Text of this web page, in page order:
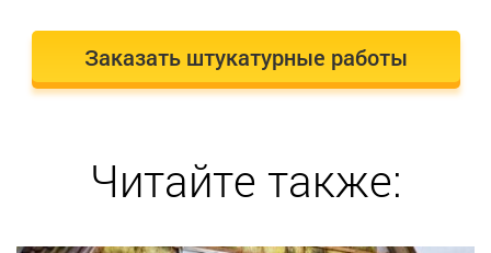
Заказать штукатурные работы
Читайте также: